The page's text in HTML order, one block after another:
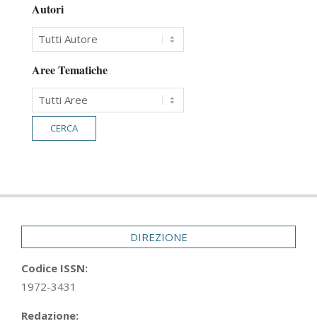
Autori
Aree Tematiche
DIREZIONE
Codice ISSN:
1972-3431
Redazione: